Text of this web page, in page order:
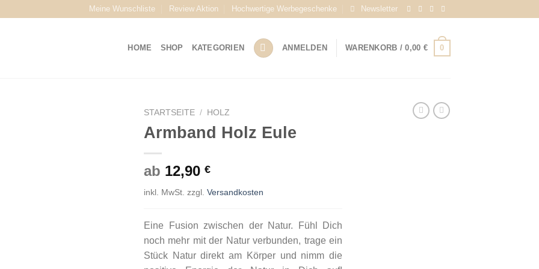
Meine Wunschliste Review Aktion Hochwertige Werbegeschenke Newsletter
HOME SHOP KATEGORIEN ANMELDEN WARENKORB /0,00 € 0
STARTSEITE / HOLZ
Armband Holz Eule
ab 12,90 €
inkl. MwSt. zzgl. Versandkosten
Eine Fusion zwischen der Natur. Fühl Dich
noch mehr mit der Natur verbunden, trage ein
Stück Natur direkt am Körper und nimm die